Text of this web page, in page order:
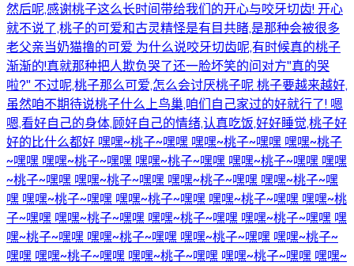
然后呢,感谢桃子这么长时间带给我们的开心与咬牙切齿! 开心
就不说了,桃子的可爱和古灵精怪是有目共睹,是那种会被很多
老父亲当奶猫撸的可爱 为什么说咬牙切齿呢,有时候真的桃子
渐渐的!真就那种把人欺负哭了还一脸坏笑的问对方"真的哭
啦?" 不过呢,桃子那么可爱,怎么会讨厌桃子呢 桃子要越来越好,
虽然咱不期待说桃子什么上鸟巢,咱们自己家过的好就行了! 嗯
嗯,看好自己的身体,顾好自己的情绪,认真吃饭,好好睡觉,桃子好
好的比什么都好 嘿嘿~桃子~嘿嘿 嘿嘿~桃子~嘿嘿 嘿嘿~桃子
~嘿嘿 嘿嘿~桃子~嘿嘿 嘿嘿~桃子~嘿嘿 嘿嘿~桃子~嘿嘿 嘿嘿
~桃子~嘿嘿 嘿嘿~桃子~嘿嘿 嘿嘿~桃子~嘿嘿 嘿嘿~桃子~嘿
嘿 嘿嘿~桃子~嘿嘿 嘿嘿~桃子~嘿嘿 嘿嘿~桃子~嘿嘿 嘿嘿~桃
子~嘿嘿 嘿嘿~桃子~嘿嘿 嘿嘿~桃子~嘿嘿 嘿嘿~桃子~嘿嘿 嘿
嘿~桃子~嘿嘿 嘿嘿~桃子~嘿嘿 嘿嘿~桃子~嘿嘿 嘿嘿~桃子~
嘿嘿 嘿嘿~桃子~嘿嘿 嘿嘿~桃子~嘿嘿 嘿嘿~桃子~嘿嘿 嘿嘿~